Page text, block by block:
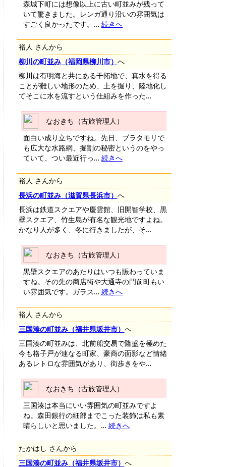
森城下町には想像以上に古い町並みが残って
いて驚きました。レンガ通り沿いの雰囲気は
すごく良かったです。… 続きへ
裕人 さんから
柳川の町並み（福岡県柳川市） へ
柳川は有明海と共にある干拓地で、真水を得る
ことが難しい地形のため、土を掘り、陸地化し
てそこに水を流すという仕組みを作った…
なおきち（古旅管理人）
面白い成り立ちですね。先日、ブラタモリで
も広大な水路網、掘割の秘密というのをやっ
ていて、つい最近行っ… 続きへ
裕人 さんから
長浜の町並み（滋賀県長浜市） へ
長浜は鉄道スクエアや慶雲館、旧開智学校、黒
壁スクエア、竹生島が有名な観光地ですよね。
かなり人が多く、冬に行きましたが、そ…
なおきち（古旅管理人）
黒壁スクエアのあたりはいつも賑わっていま
すね。その先の商店街や大通寺の門前町もい
い雰囲気です。ガラス… 続きへ
裕人 さんから
三国湊の町並み（福井県坂井市） へ
三国湊の町並みは、北前船交易で隆盛を極めた
今も格子戸が連なる町家、豪商の面影など情緒
あるレトロな雰囲気があり、街歩きをや…
なおきち（古旅管理人）
三国湊は本当にいい雰囲気の町並みですよ
ね。森田銀行の細部までこった装飾は私も素
晴らしいと思いました。… 続きへ
たかはし さんから
三国湊の町並み（福井県坂井市） へ